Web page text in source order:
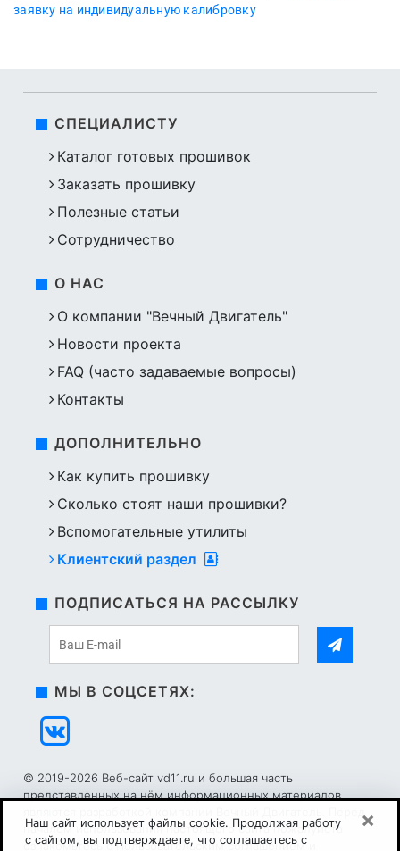
заявку на индивидуальную калибровку
Наш сайт использует файлы cookie. Продолжая работу
с сайтом, вы подтверждаете, что соглашаетесь с
×
СПЕЦИАЛИСТУ
Каталог готовых прошивок
Заказать прошивку
Полезные статьи
Сотрудничество
О НАС
О компании "Вечный Двигатель"
Новости проекта
FAQ (часто задаваемые вопросы)
Контакты
ДОПОЛНИТЕЛЬНО
Как купить прошивку
Сколько стоят наши прошивки?
Вспомогательные утилиты
Клиентский раздел
ПОДПИСАТЬСЯ НА РАССЫЛКУ
МЫ В СОЦСЕТЯХ:
© 2019-2026 Веб-сайт vd11.ru и большая часть
представленных на нём информационных материалов
началом использования настоящего сайта пожалуйста
ознакомьтесь сПользовательским соглашениеми